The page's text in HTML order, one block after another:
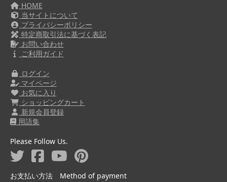
HOME
当サイトについて
プライバシーポリシー
特定商取引法に基づく表記
お問い合わせ
ご利用ガイド
ログイン
マイページ
お気に入り
ショッピングカート
新規会員登録
用語集
Please Follow Us.
お支払い方法 Method of payment